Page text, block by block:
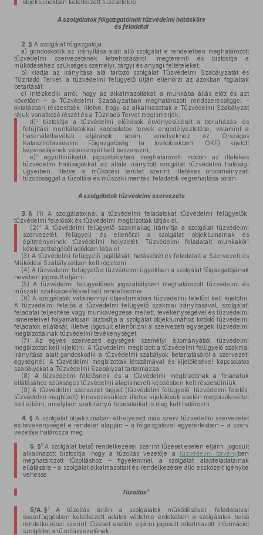
objektumokban keletkezett tűzesetekre.
A szolgálatok főigazgatóinak tűzvédelmi hatásköre
és feladatai
2. § A szolgálat főigazgatója:
a) gondoskodik az irányítása alatt álló szolgálat e rendeletben meghatározott
tűzvédelmi szervezetének létrehozásáról, megteremti és biztosítja a
működéséhez szükséges személyi, tárgyi és anyagi feltételeket;
b) kiadja az irányítása alá tartozó szolgálat Tűzvédelmi Szabályzatát és
Tűzriadó Tervét, a tűzvédelmi felügyelő útján ellenőrzi az azokban foglaltak
betartását;
c) intézkedik arról, hogy az alkalmazottakat a munkába állás előtt és azt
követően – a Tűzvédelmi Szabályzatban meghatározott rendszerességgel –
oktatásban részesítsék, illetve, hogy az alkalmazottak a Tűzvédelmi Szabályzat
rájuk vonatkozó részét és a Tűzriadó Tervet megismerjék;
d) 2
biztosítja a tűzvédelmi előírások érvényesülését a beruházási és
felújítási munkálatokkal kapcsolatos tervek engedélyeztetése, valamint a
használatbavételi eljárások során, amelyekhez az Országos
Katasztrófavédelmi Főigazgatóság (a továbbiakban: OKF) kijelölt
képviselőjének véleményét kell beszerezni;
e) 3együttműködik jogszabályban meghatározott módon az illetékes
tűzvédelmi hatóságokkal az általa irányított szolgálat tűzvédelmi hatósági
ügyeiben, illetve a működési terület szerint illetékes önkormányzati
tűzoltósággal a tűzoltási és műszaki mentési feladatok végrehajtása során.
A szolgálatok tűzvédelmi szervezete
3. § (1) A szolgálatoknál a tűzvédelmi feladatokat tűzvédelmi felügyelők,
tűzvédelmi felelősök és tűzvédelmi megbízottak látják el.
(2)4A tűzvédelmi felügyelő szakmailag irányítja a szolgálat tűzvédelmi
szervezetét, felügyeli és ellenőrzi a szolgálat objektumainak és
építményeinek tűzvédelmi helyzetét. Tűzvédelmi feladatait munkaköri
kötelezettségéből adódóan látja el.
(3) A tűzvédelmi felügyelő jogállását, hatáskörét és feladatait a Szervezeti és
Működési Szabályzatban kell rögzíteni.
(4) A tűzvédelmi felügyelő a tűzvédelmi ügyekben a szolgálat főigazgatójának
nevében jogosult eljárni.
(5) A tűzvédelmi felügyelőnek jogszabályban meghatározott tűzvédelmi és
műszaki szakképesítéssel kell rendelkeznie.
(6) A szolgálatok valamennyi objektumában tűzvédelmi felelőst kell kijelölni.
A tűzvédelmi felelős a tűzvédelmi felügyelő szakmai irányításával, szolgálati
feladatai teljesítése vagy munkavégzése mellett, tevékenységével és tűzvédelmi
ismereteivel folyamatosan biztosítja a szolgálat objektumához kötődő tűzvédelmi
feladatok ellátását, illetve jogosult ellenőrizni a szervezeti egységek tűzvédelmi
megbízottainak tűzvédelmi tevékenységét.
(7) Az egyes szervezeti egységek személyi állományából tűzvédelmi
megbízottat kell kijelölni. A tűzvédelmi megbízott a tűzvédelmi felügyelő szakmai
irányítása alatt gondoskodik a tűzvédelmi szabályok betartatásáról a szervezeti
egységnél. A tűzvédelmi megbízottak létszámával és kijelölésével kapcsolatos
szabályokat a Tűzvédelmi Szabályzat tartalmazza.
(8) A tűzvédelmi felelősnek és a tűzvédelmi megbízottnak a feladatuk
ellátásához szükséges tűzvédelmi alapismereti képzésben kell részesülniük.
(9) A tűzvédelmi szervezet tagjait (tűzvédelmi felügyelő, tűzvédelmi felelős,
tűzvédelmi megbízott) kinevezésükkor, illetve kijelölésük esetén megbízólevéllel
kell ellátni, amelyben szakirányú feladataikat is meg kell határozni.
4. § A szolgálat objektumában elhelyezett más szerv tűzvédelmi szervezetét
és tevékenységét e rendelet alapján – a főigazgatóval egyetértésben – a szerv
vezetője határozza meg.
5. §5 A szolgálat belső rendelkezései szerint tűzeset esetén eljárni jogosult
alkalmazott biztosítja, hogy a tűzoltás vezetője a tűzvédelmi törvényben
meghatározott tűzoltáshoz – figyelemmel a szolgálat alapfeladatainak
ellátására – a szolgálat alkalmazottait és rendelkezésre álló eszközeit igénybe
vehesse.
Tűzoltás6
5/A. §7
A tűzoltás során a szolgálatok működésével, feladataival
összefüggésben keletkezett adatok védelme érdekében a szolgálatok belső
rendelkezései szerint tűzeset esetén eljárni jogosult alkalmazott információt
szolgáltat a tűzoltásvezetőnek.